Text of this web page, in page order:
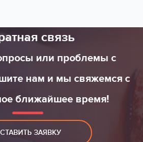
надежным, судя по отзывам.
связь
или проблемы с
нам и мы свяжемся с
ближайшее время!
ЗАЯВКУ